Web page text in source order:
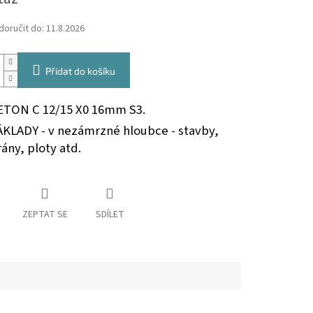
do: 11.8.2026
Přidat do košíku
C 12/15 X0 16mm S3.
- v nezámrzné hloubce - stavby,
ploty atd.
ZEPTAT SE SDÍLET